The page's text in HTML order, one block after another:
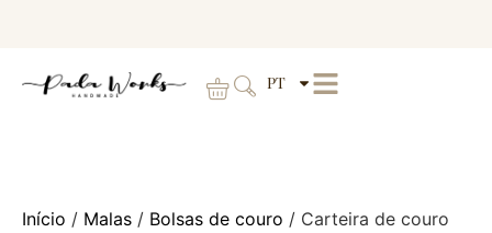
PT
Início / Malas / Bolsas de couro / Carteira de couro